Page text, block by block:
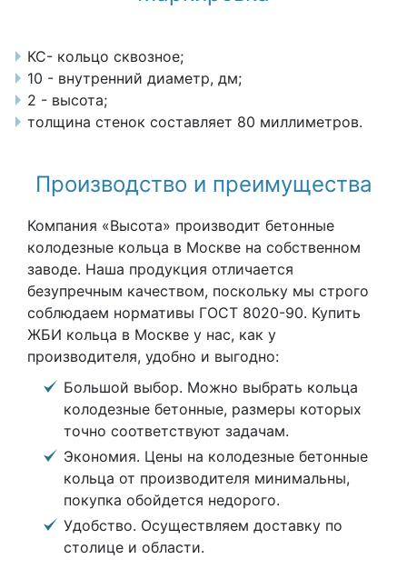
КС- кольцо сквозное;
10 - внутренний диаметр, дм;
2 - высота;
толщина стенок составляет 80 миллиметров.
Производство и преимущества
Компания «Высота» производит бетонные
колодезные кольца в Москве на собственном
заводе. Наша продукция отличается
безупречным качеством, поскольку мы строго
соблюдаем нормативы ГОСТ 8020-90. Купить
ЖБИ кольца в Москве у нас, как у
производителя, удобно и выгодно:
Большой выбор. Можно выбрать кольца
колодезные бетонные, размеры которых
точно соответствуют задачам.
Экономия. Цены на колодезные бетонные
кольца от производителя минимальны,
покупка обойдется недорого.
Удобство. Осуществляем доставку по
столице и области.